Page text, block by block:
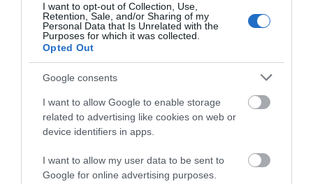
I want to opt-out of Collection, Use,
Retention, Sale, and/or Sharing of my
Personal Data that Is Unrelated with the
Purposes for which it was collected.
Opted Out
Google consents
I want to allow Google to enable storage
related to advertising like cookies on web or
device identifiers in apps.
I want to allow my user data to be sent to
Google for online advertising purposes.
Η ηλ. διεύθυνση σας δεν δημοσιεύεται.